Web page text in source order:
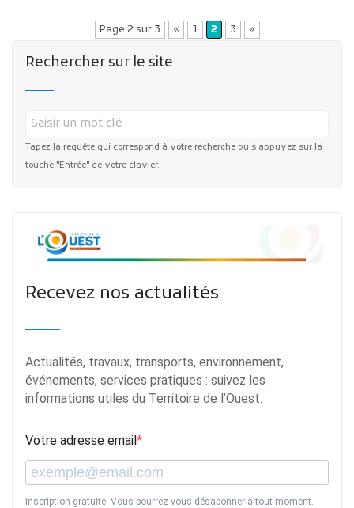
Page 2 sur 3 « 1 2 3 »
Rechercher sur le site
Tapez la requête qui correspond à votre recherche puis appuyez sur la
touche "Entrée" de votre clavier.
Recevez nos actualités
Actualités, travaux, transports, environnement,
événements, services pratiques : suivez les
informations utiles du Territoire de l’Ouest.
Votre adresse email
Inscription gratuite. Vous pourrez vous désabonner à tout moment.